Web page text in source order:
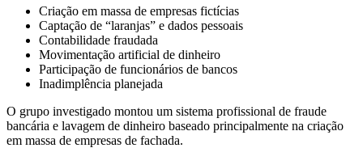
Criação em massa de empresas fictícias
Captação de “laranjas” e dados pessoais
Contabilidade fraudada
Movimentação artificial de dinheiro
Participação de funcionários de bancos
Inadimplência planejada
O grupo investigado montou um sistema profissional de fraude
bancária e lavagem de dinheiro baseado principalmente na criação
em massa de empresas de fachada.